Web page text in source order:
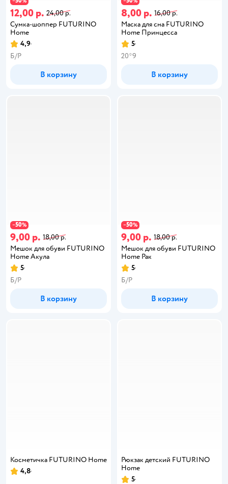
12,00 р. 24,00 р.
Сумка-шоппер FUTURINO
Home
4,9
Б/Р
В корзину
8,00 р. 16,00 р.
Маска для сна FUTURINO
Home Принцесса
5
20*9
В корзину
−50%
9,00 р. 18,00 р.
Мешок для обуви FUTURINO
Home Акула
5
Б/Р
В корзину
−50%
9,00 р. 18,00 р.
Мешок для обуви FUTURINO
Home Рак
5
Б/Р
В корзину
Косметичка FUTURINO Home
4,8
Рюкзак детский FUTURINO
Home
5